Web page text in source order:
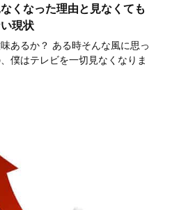
くなった理由と見なくても
現状
あるか？ ある時そんな風に思っ
僕はテレビを一切見なくなりま